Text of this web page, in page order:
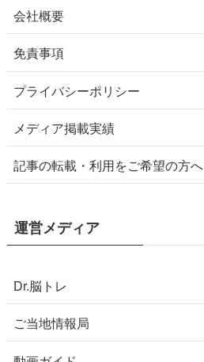
会社概要
免責事項
プライバシーポリシー
メディア掲載実績
記事の転載・利用をご希望の方へ
運営メディア
Dr.脳トレ
ご当地情報局